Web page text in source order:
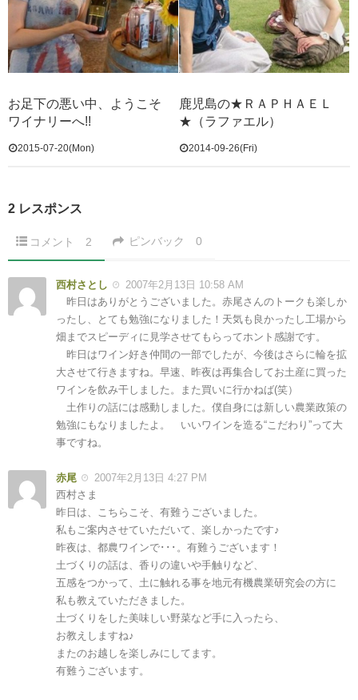
お足下の悪い中、ようこそ
ワイナリーへ!!
2015-07-20(Mon)
鹿児島の★ＲＡＰＨＡＥＬ
★（ラファエル）
2014-09-26(Fri)
2 レスポンス
コメント 2 ピンバック 0
西村さとし
2007年2月13日 10:58 AM
昨日はありがとうございました。赤尾さんのトークも楽しか
ったし、とても勉強になりました！天気も良かったし工場から
畑までスピーディに見学させてもらってホント感謝です。
昨日はワイン好き仲間の一部でしたが、今後はさらに輪を拡
大させて行きますね。早速、昨夜は再集合してお土産に買った
ワインを飲み干しました。また買いに行かねば(笑）
土作りの話には感動しました。僕自身には新しい農業政策の
勉強にもなりましたよ。 いいワインを造る“こだわり”って大
事ですね。
赤尾
2007年2月13日 4:27 PM
西村さま
昨日は、こちらこそ、有難うございました。
私もご案内させていただいて、楽しかったです♪
昨夜は、都農ワインで･･･。有難うございます！
土づくりの話は、香りの違いや手触りなど、
五感をつかって、土に触れる事を地元有機農業研究会の方に
私も教えていただきました。
土づくりをした美味しい野菜など手に入ったら、
お教えしますね♪
またのお越しを楽しみにしてます。
有難うございます。